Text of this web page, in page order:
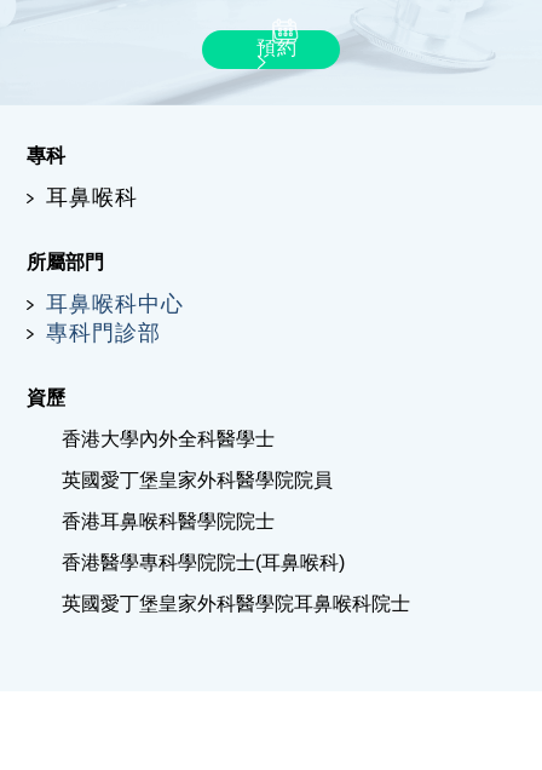
預約
專科
耳鼻喉科
所屬部門
耳鼻喉科中心
專科門診部
資歷
香港大學內外全科醫學士
英國愛丁堡皇家外科醫學院院員
香港耳鼻喉科醫學院院士
香港醫學專科學院院士(耳鼻喉科)
英國愛丁堡皇家外科醫學院耳鼻喉科院士